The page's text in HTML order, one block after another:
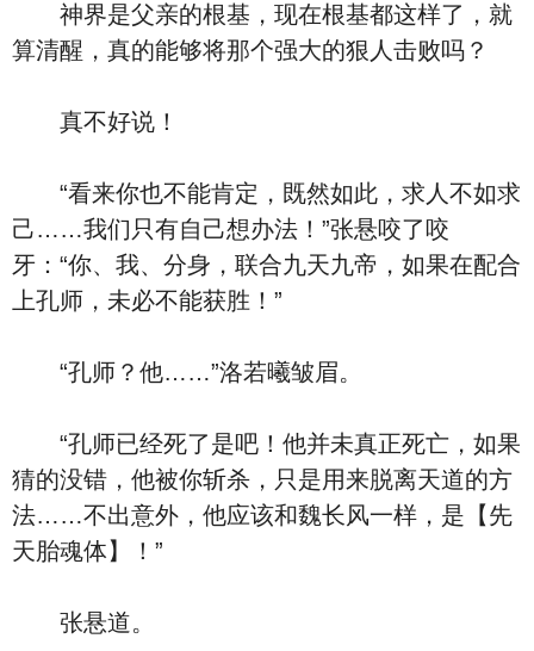
神界是父亲的根基，现在根基都这样了，就
算清醒，真的能够将那个强大的狠人击败吗？
真不好说！
“看来你也不能肯定，既然如此，求人不如求
己……我们只有自己想办法！”张悬咬了咬
牙：“你、我、分身，联合九天九帝，如果在配合
上孔师，未必不能获胜！”
“孔师？他……”洛若曦皱眉。
“孔师已经死了是吧！他并未真正死亡，如果
猜的没错，他被你斩杀，只是用来脱离天道的方
法……不出意外，他应该和魏长风一样，是【先
天胎魂体】！”
张悬道。